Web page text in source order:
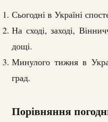
Сьогодні в Україні
На сході, заході,
дощі.
Минулого тижня в
град.
Порівняння